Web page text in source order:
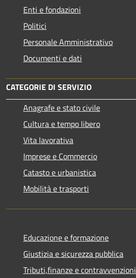
Enti e fondazioni
Politici
Personale Amministrativo
Documenti e dati
CATEGORIE DI SERVIZIO
Anagrafe e stato civile
Cultura e tempo libero
Vita lavorativa
Imprese e Commercio
Catasto e urbanistica
Mobilità e trasporti
Educazione e formazione
Giustizia e sicurezza pubblica
Tributi,finanze e contravvenzioni